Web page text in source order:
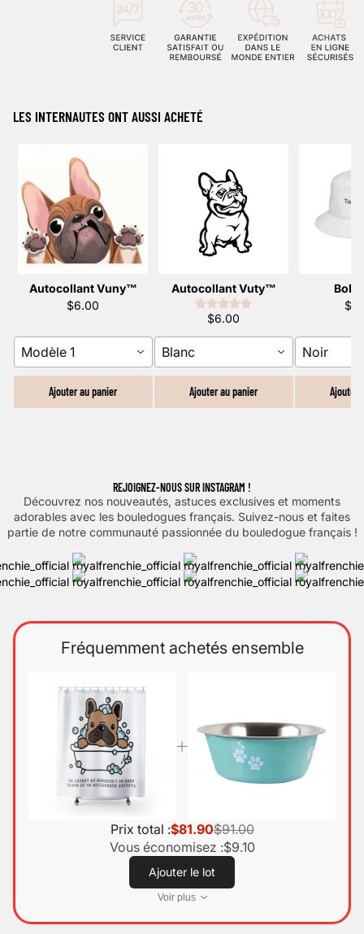
LES INTERNAUTES ONT AUSSI ACHETÉ
Autocollant Vuny™️
$6.00
Modèle 1
Ajouter au panier
Autocollant Vuty™️
$6.00
Blanc
Ajouter au panier
Bob
Noir
Ajouter
REJOIGNEZ-NOUS SUR INSTAGRAM !
Découvrez nos nouveautés, astuces exclusives et moments
adorables avec les bouledogues français. Suivez-nous et faites
partie de notre communauté passionnée du bouledogue français !
Fréquemment achetés ensemble
Prix total :$81.90$91.00
Vous économisez :$9.10
Ajouter le lot
Voir plus